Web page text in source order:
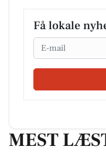
Få lokale
Email
MEST